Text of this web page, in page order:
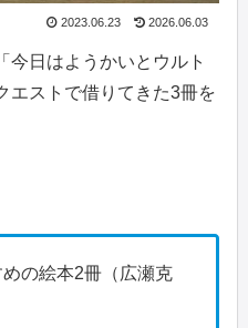
2023.06.23 2026.06.03
今日はようかいとウルト
エストで借りてきた3冊を
の絵本2冊（広瀬克